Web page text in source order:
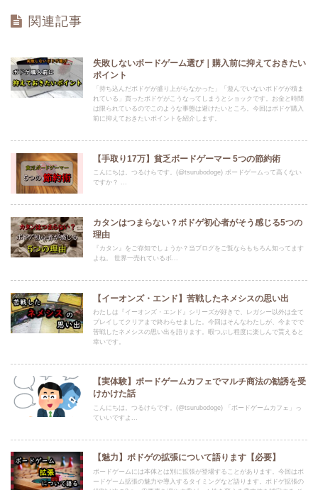
関連記事
失敗しないボードゲーム選び｜購入前に抑えておきたい
ポイント
「持ち込んだボドゲが盛り上がらなかった」「遊んでいないボドゲが積ま
れている」買ったボドゲがこうなってしまうとショックです。お金と時間
は限られているのでこのような事態は避けたいところ。今回はボドゲ購入
前に抑えておきたいポイントを紹介します。
【手取り17万】貧乏ボードゲーマー 5つの節約術
こんにちは。つるけらです。(@tsurubodoge) ボードゲームって高くない
ですか？ ...
カタンはつまらない？ボドゲ初心者がそう感じる5つの
理由
『カタン』をご存知でしょうか？当ブログをご覧ならもちろん知ってます
よね。 世界一売れているボ...
【イーオンズ・エンド】苦戦したネメシスの思い出
わたしは『イーオンズ・エンド』シリーズが好きで、レガシー以外は全て
プレイしてクリアまで終わらせました。今回はそんなわたしが、今までで
苦戦したネメシスの思い出を語ります。暇つぶし程度に楽しんで貰えると
幸いです。
【実体験】ボードゲームカフェでマルチ商法の勧誘を受
けかけた話
こんにちは。つるけらです。(@tsurubodoge) 「ボードゲームカフェ」っ
ていいですよ...
【魅力】ボドゲの拡張について語ります【必要】
ボードゲームには本体とは別に拡張が登場することがあります。今回はボ
ードゲーム拡張の魅力や導入するタイミングなど語ります。ボドゲ拡張の